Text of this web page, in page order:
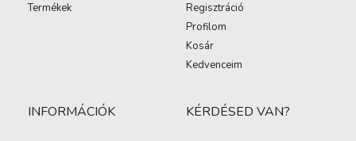
Termékek
Regisztráció
Profilom
Kosár
Kedvenceim
INFORMÁCIÓK KÉRDÉSED VAN?